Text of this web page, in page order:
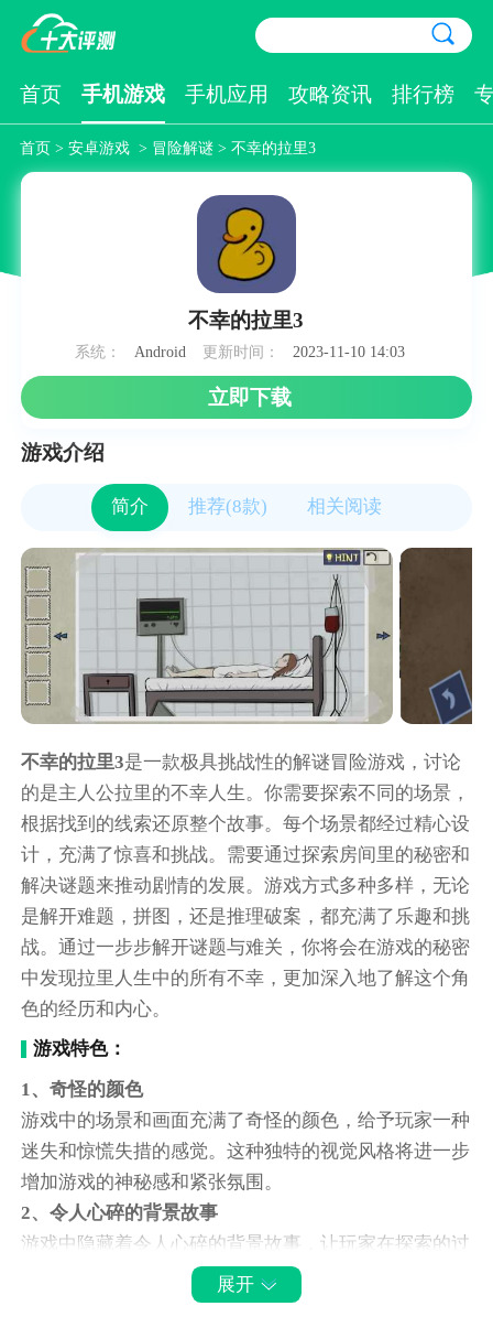
首页 手机游戏 手机应用 攻略资讯 排行榜
首页> 安卓游戏 > 冒险解谜> 不幸的拉里3
不幸的拉里3
系统： Android 更新时间： 2023-11-10 14:03
立即下载
游戏介绍
简介 推荐(8款) 相关阅读
不幸的拉里3是一款极具挑战性的解谜冒险游戏，讨论
的是主人公拉里的不幸人生。你需要探索不同的场景，
根据找到的线索还原整个故事。每个场景都经过精心设
计，充满了惊喜和挑战。需要通过探索房间里的秘密和
解决谜题来推动剧情的发展。游戏方式多种多样，无论
是解开难题，拼图，还是推理破案，都充满了乐趣和挑
战。通过一步步解开谜题与难关，你将会在游戏的秘密
中发现拉里人生中的所有不幸，更加深入地了解这个角
色的经历和内心。
游戏特色：
1、奇怪的颜色
游戏中的场景和画面充满了奇怪的颜色，给予玩家一种
迷失和惊慌失措的感觉。这种独特的视觉风格将进一步
增加游戏的神秘感和紧张氛围。
2、令人心碎的背景故事
游戏中隐藏着令人心碎的背景故事，让玩家在探索的过
程中逐渐揭开其中的秘密。通过解开谜题和找到线索，
玩家可以逐渐了解人们无法回首的令人心碎的故事。
展开